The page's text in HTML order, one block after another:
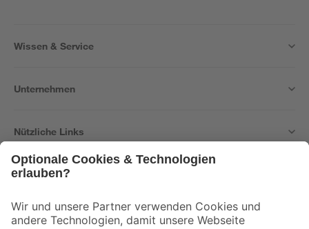
Wissen & Service
Unternehmen
Nützliche Links
Der toom Newsletter: Keine Angebote und Aktionen mehr verpassen!